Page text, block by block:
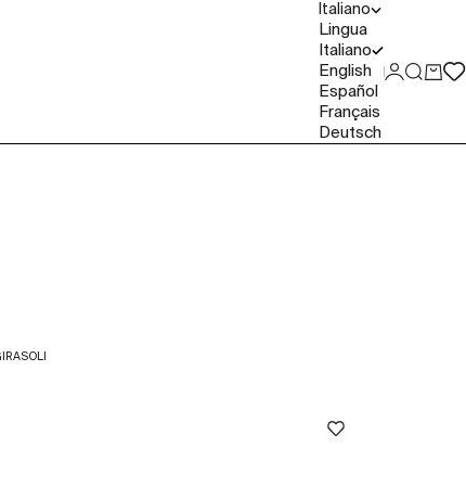
Italiano
Lingua
Italiano
English
Español
Français
Deutsch
Accedi
Cerca